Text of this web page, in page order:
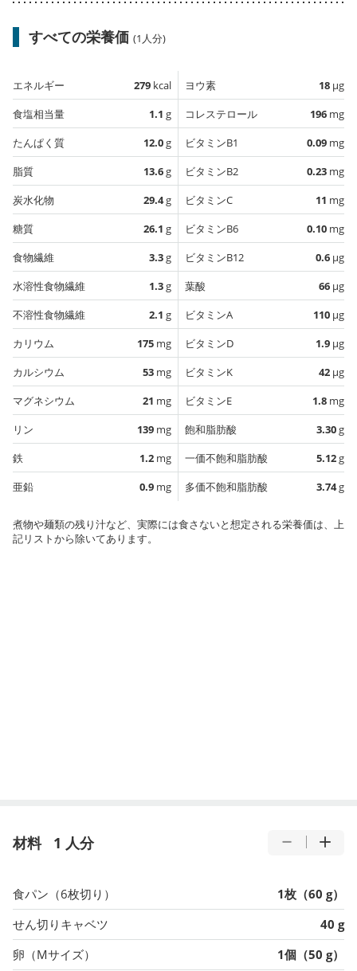
すべての栄養価 (1人分)
エネルギー 279 kcal
食塩相当量
1.1 g
たんぱく質
12.0g
脂質
13.6g
炭水化物
29.4g
糖質
26.1 g
食物繊維
3.3g
水溶性食物繊維
1.3g
不溶性食物繊維
2.1 g
カリウム
175 mg
カルシウム
53 mg
マグネシウム
21 mg
リン
139 mg
鉄
1.2 mg
亜鉛
0.9 mg
ヨウ素 18 µg
コレステロール
196 mg
ビタミンB1
0.09 mg
ビタミンB2
0.23 mg
ビタミンC
11 mg
ビタミンB6
0.10 mg
ビタミンB12
0.6 µg
葉酸
66 µg
ビタミンA
110 µg
ビタミンD
1.9 µg
ビタミンK
42 µg
ビタミンE
1.8 mg
飽和脂肪酸
3.30g
一価不飽和脂肪酸
5.12g
多価不飽和脂肪酸
3.74g
煮物や麺類の残り汁など、実際には食さないと想定される栄養価は、上
記リストから除いてあります。
材料 1 人分
食パン（6枚切り）
1枚（60 g）
せん切りキャベツ
40 g
卵（Mサイズ）
1個（50 g）